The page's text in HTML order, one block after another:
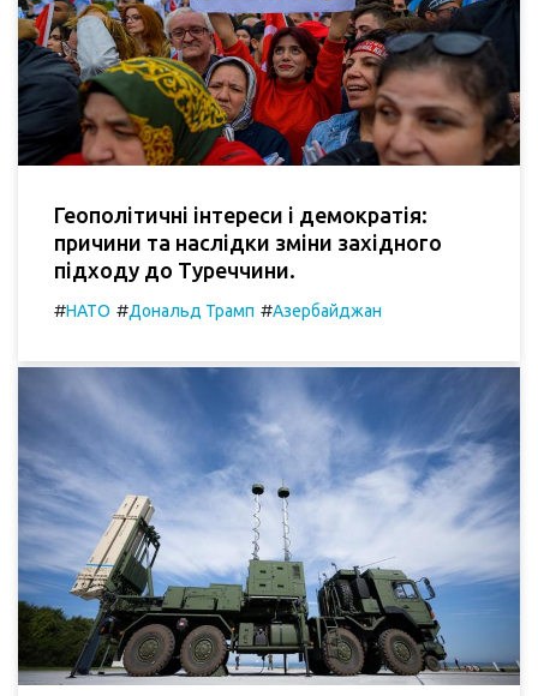
Геополітичні інтереси і демократія:
причини та наслідки зміни західного
підходу до Туреччини.
#НАТО #Дональд Трамп #Азербайджан